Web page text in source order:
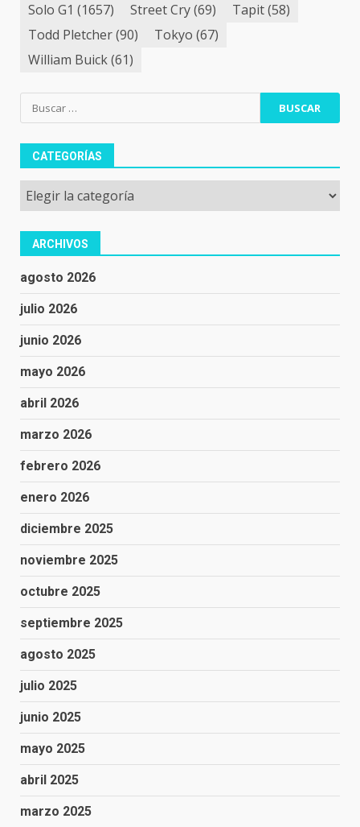
Solo G1 (1657) Street Cry(69) Tapit(58)
Todd Pletcher(90) Tokyo (67)
William Buick(61)
Buscar:
CATEGORÍAS
Categorías
ARCHIVOS
agosto 2026
julio 2026
junio 2026
mayo 2026
abril 2026
marzo 2026
febrero 2026
enero 2026
diciembre 2025
noviembre 2025
octubre 2025
septiembre 2025
agosto 2025
julio 2025
junio 2025
mayo 2025
abril 2025
marzo 2025